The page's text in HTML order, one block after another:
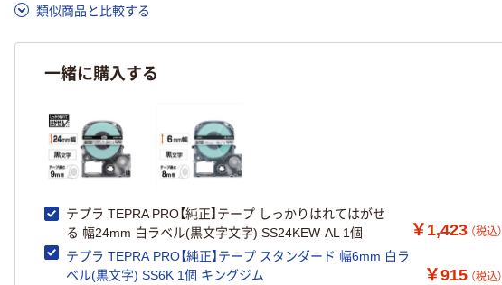
類似商品と比較する
一緒に購入する
テプラ TEPRA PRO【純正】テープ しっかりはれてはがせ
る 幅24mm 白ラベル(黒文字文字) SS24KEW-AL 1個
￥1,423 （税込）
テプラ TEPRA PRO【純正】テープ スタンダード 幅6mm 白ラ
ベル(黒文字) SS6K 1個 キングジム
￥915 （税込）